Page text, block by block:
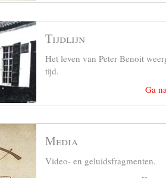
Tijdlijn
Het leven van Peter Benoit
tijd.
Ga
Media
Video- en geluidsfragmenten.